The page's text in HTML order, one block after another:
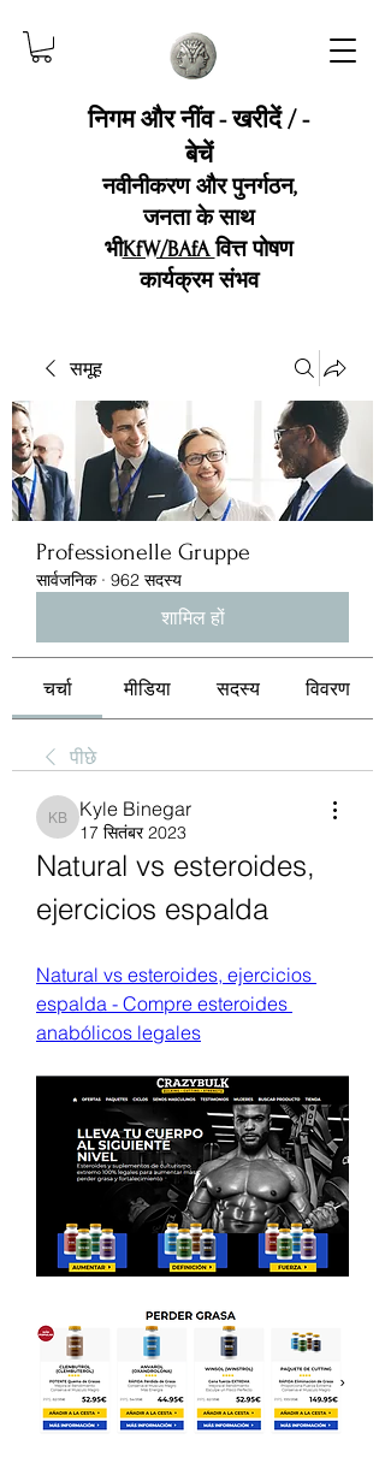
निगम और नींव - खरीदें / -
बेचें
नवीनीकरण और पुनर्गठन,
जनता के साथ
भीKfW/BAfAवित्त पोषण
कार्यक्रम संभव
समूह
Professionelle Gruppe
सार्वजनिक · 962 सदस्य
शामिल हों
चर्चा मीडिया सदस्य विवरण
पीछे
Kyle Binegar
Kyle Binegar
17 सितंबर 2023
Natural vs esteroides,
ejercicios espalda
Natural vs esteroides, ejercicios
espalda - Compre esteroides
anabólicos legales